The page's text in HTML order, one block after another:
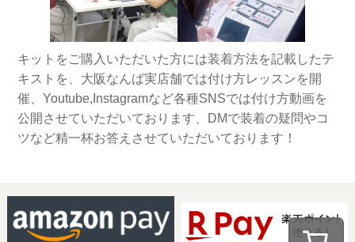
キットをご購入いただいた方には装着方法を記載したテ
キストを、大阪なんば実店舗では付け方レッスンを開
催、Youtube,Instagramなど各種SNSでは付け方動画を
公開させていただいております、DMで装着の疑問やコ
ツなど精一杯お答えさせていただいております！